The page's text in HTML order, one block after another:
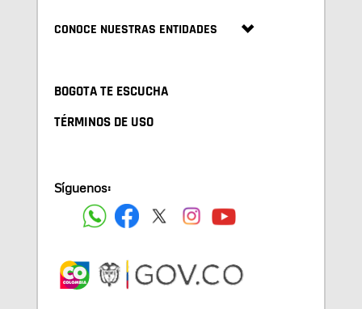
CONOCE NUESTRAS ENTIDADES
BOGOTA TE ESCUCHA
TÉRMINOS DE USO
Síguenos: